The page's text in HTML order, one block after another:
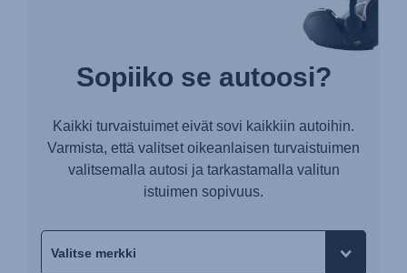
Sopiiko se autoosi?
Kaikki turvaistuimet eivät sovi kaikkiin autoihin.
Varmista, että valitset oikeanlaisen turvaistuimen
valitsemalla autosi ja tarkastamalla valitun
istuimen sopivuus.